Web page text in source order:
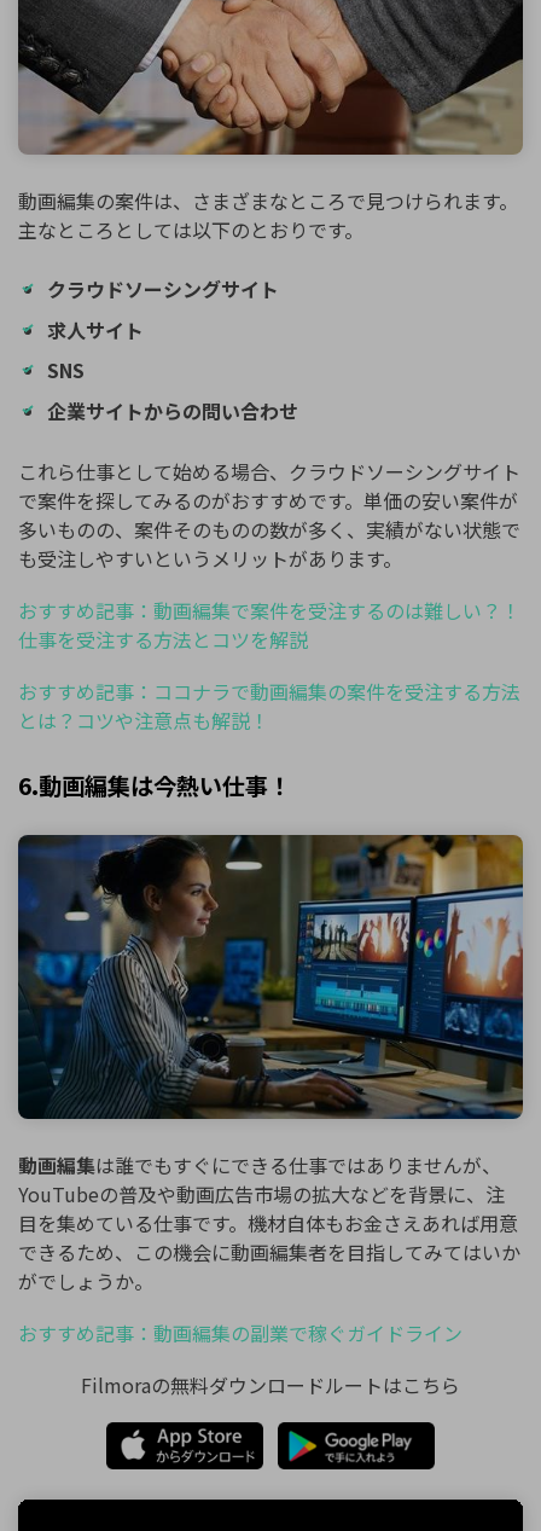
動画編集の案件は、さまざまなところで見つけられます。
主なところとしては以下のとおりです。
クラウドソーシングサイト
求人サイト
SNS
企業サイトからの問い合わせ
これら仕事として始める場合、クラウドソーシングサイト
で案件を探してみるのがおすすめです。単価の安い案件が
多いものの、案件そのものの数が多く、実績がない状態で
も受注しやすいというメリットがあります。
おすすめ記事：動画編集で案件を受注するのは難しい？！
仕事を受注する方法とコツを解説
おすすめ記事：ココナラで動画編集の案件を受注する方法
とは？コツや注意点も解説！
6.動画編集は今熱い仕事！
動画編集は誰でもすぐにできる仕事ではありませんが、
YouTubeの普及や動画広告市場の拡大などを背景に、注
目を集めている仕事です。機材自体もお金さえあれば用意
できるため、この機会に動画編集者を目指してみてはいか
がでしょうか。
おすすめ記事：動画編集の副業で稼ぐガイドライン
Filmoraの無料ダウンロードルートはこちら